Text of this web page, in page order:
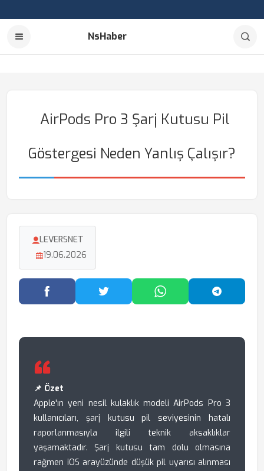
NsHaber
AirPods Pro 3 Şarj Kutusu Pil
Göstergesi Neden Yanlış Çalışır?
LEVERSNET
19.06.2026
Facebook'ta PaylaşTwitter'da PaylaşWhatsApp'ta Paylaş
📌 Özet
Apple'ın yeni nesil kulaklık modeli AirPods Pro 3
kullanıcıları, şarj kutusu pil seviyesinin hatalı
raporlanmasıyla ilgili teknik aksaklıklar
yaşamaktadır. Şarj kutusu tam dolu olmasına
rağmen iOS arayüzünde düşük pil uyarısı alınması